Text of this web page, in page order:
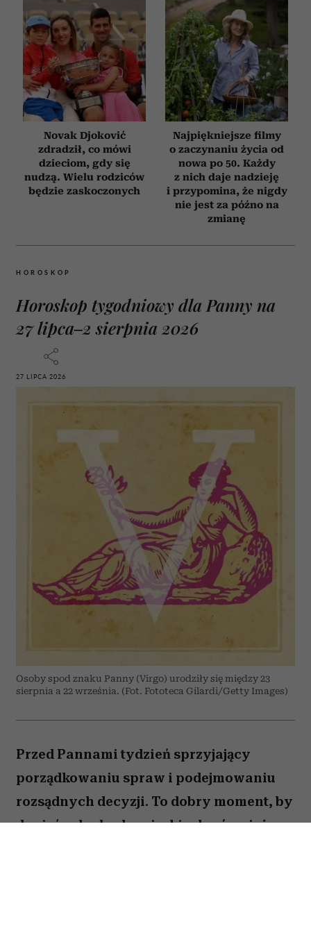
Novak Djoković
zdradził, co mówi
dzieciom, gdy się
nudzą. Wielu rodziców
będzie zaskoczonych
Najpiękniejsze filmy
o zaczynaniu życia od
nowa po 50. Każdy
z nich daje nadzieję
i przypomina, że nigdy
nie jest za późno na
zmianę
HOROSKOP
Horoskop tygodniowy dla Panny na
27 lipca–2 sierpnia 2026
27 LIPCA 2026
Osoby spod znaku Panny (Virgo) urodziły się między 23
sierpnia a 22 września. (Fot. Fototeca Gilardi/Getty Images)
Przed Pannami tydzień sprzyjający
porządkowaniu spraw i podejmowaniu
rozsądnych decyzji. To dobry moment, by
dopiąć zaległe obowiązki, ale również